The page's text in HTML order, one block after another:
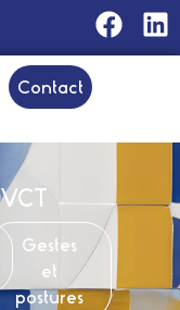
Contact
Gestes
et
postures